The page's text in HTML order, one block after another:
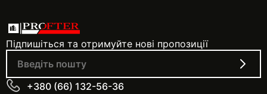
Підпишіться та отримуйте нові пропозиції
+380 (66) 132-56-36